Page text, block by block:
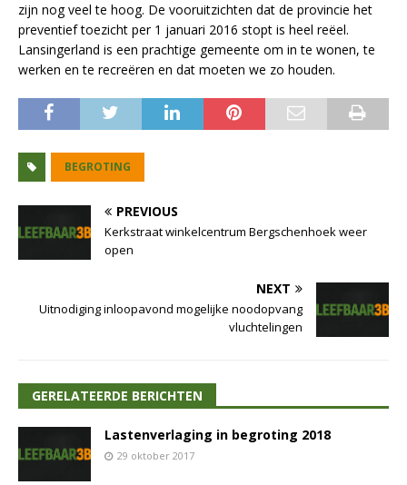
zijn nog veel te hoog. De vooruitzichten dat de provincie het
preventief toezicht per 1 januari 2016 stopt is heel reëel.
Lansingerland is een prachtige gemeente om in te wonen, te
werken en te recreëren en dat moeten we zo houden.
BEGROTING
PREVIOUS
Kerkstraat winkelcentrum Bergschenhoek weer
open
NEXT
Uitnodiging inloopavond mogelijke noodopvang
vluchtelingen
GERELATEERDE BERICHTEN
Lastenverlaging in begroting 2018
29 oktober 2017